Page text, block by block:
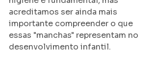
acreditamos ser ainda mais
importante compreender o que
essas "manchas" representam no
desenvolvimento infantil.